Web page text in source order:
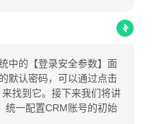
中的【登录安全参数】面
默认密码，可以通过点击
来找到它。接下来我们将讲
统一配置CRM账号的初始